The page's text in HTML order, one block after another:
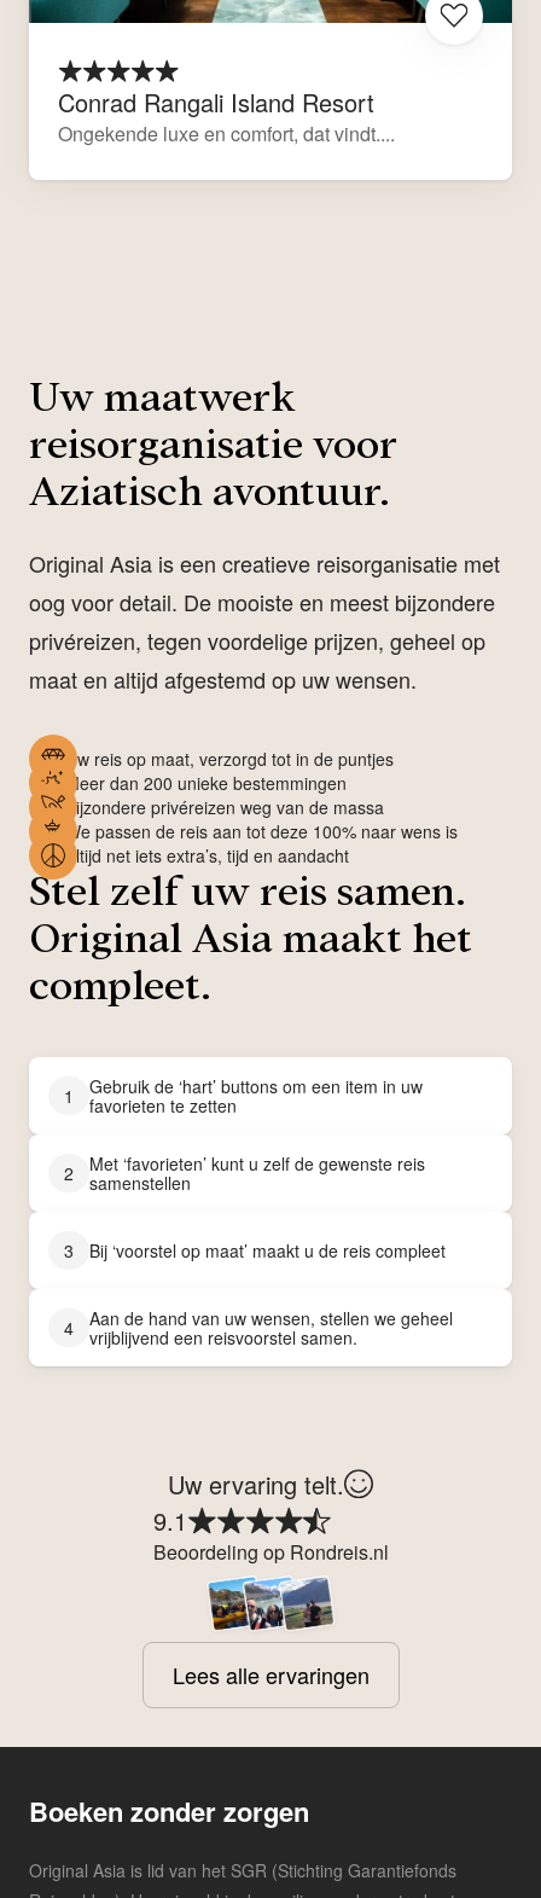
Conrad Rangali Island Resort
Ongekende luxe en comfort, dat vindt....
Uw maatwerk
reisorganisatie voor
Aziatisch avontuur.
Original Asia is een creatieve reisorganisatie met
oog voor detail. De mooiste en meest bijzondere
privéreizen, tegen voordelige prijzen, geheel op
maat en altijd afgestemd op uw wensen.
Uw reis op maat, verzorgd tot in de puntjes
Meer dan 200 unieke bestemmingen
Bijzondere privéreizen weg van de massa
We passen de reis aan tot deze 100% naar wens is
Altijd net iets extra’s, tijd en aandacht
Stel zelf uw reis samen.
Original Asia maakt het
compleet.
1
Gebruik de ‘hart’ buttons om een item in uw
favorieten te zetten
2
Met ‘favorieten’ kunt u zelf de gewenste reis
samenstellen
3 Bij ‘voorstel op maat’ maakt u de reis compleet
4
Aan de hand van uw wensen, stellen we geheel
vrijblijvend een reisvoorstel samen.
Uw ervaring telt.
9.1
Beoordeling op Rondreis.nl
Lees alle ervaringen
Boeken zonder zorgen
Original Asia is lid van het SGR (Stichting Garantiefonds